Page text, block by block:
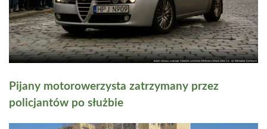
Pijany motorowerzysta zatrzymany przez
policjantów po służbie